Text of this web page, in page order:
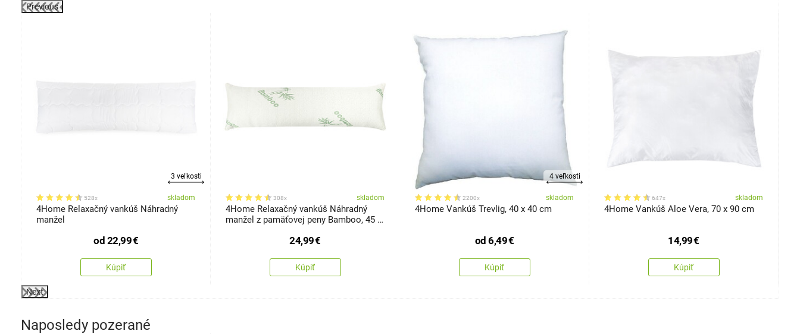
Previous
3 veľkosti
528x skladom
4Home Relaxačný vankúš Náhradný
manžel
od 22,99€
Kúpiť
308x skladom
4Home Relaxačný vankúš Náhradný
manžel z pamäťovej peny Bamboo, 45 x
24,99€
Kúpiť
4 veľkosti
2200x skladom
4Home Vankúš Trevlig, 40 x 40 cm
od 6,49€
Kúpiť
647x skladom
4Home Vankúš Aloe Vera, 70 x 90 cm
14,99€
Kúpiť
Next
Naposledy pozerané